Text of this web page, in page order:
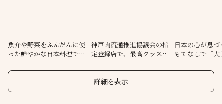
魚介や野菜をふんだんに使
った鮮やかな日本料理で旬
神戸肉流通推進協議会の指
定登録店で、最高クラスの
日本の心が息
もてなしで「
詳細を表示